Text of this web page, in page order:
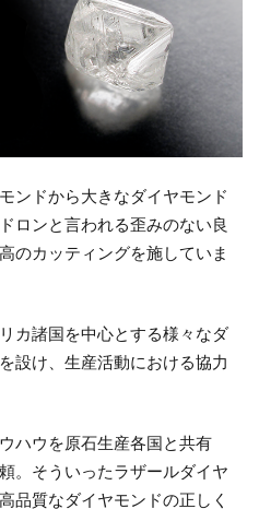
ンドから大きなダイヤモンド
ロンと言われる歪みのない良
のカッティングを施していま
カ諸国を中心とする様々なダ
設け、生産活動における協力
ハウを原石生産各国と共有
。そういったラザールダイヤ
品質なダイヤモンドの正しく